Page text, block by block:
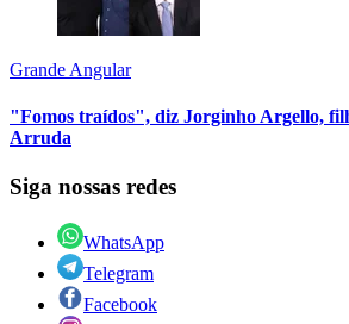
Grande Angular
"Fomos traídos", diz Jorginho Argello,
Arruda
Siga nossas redes
WhatsApp
Telegram
Facebook